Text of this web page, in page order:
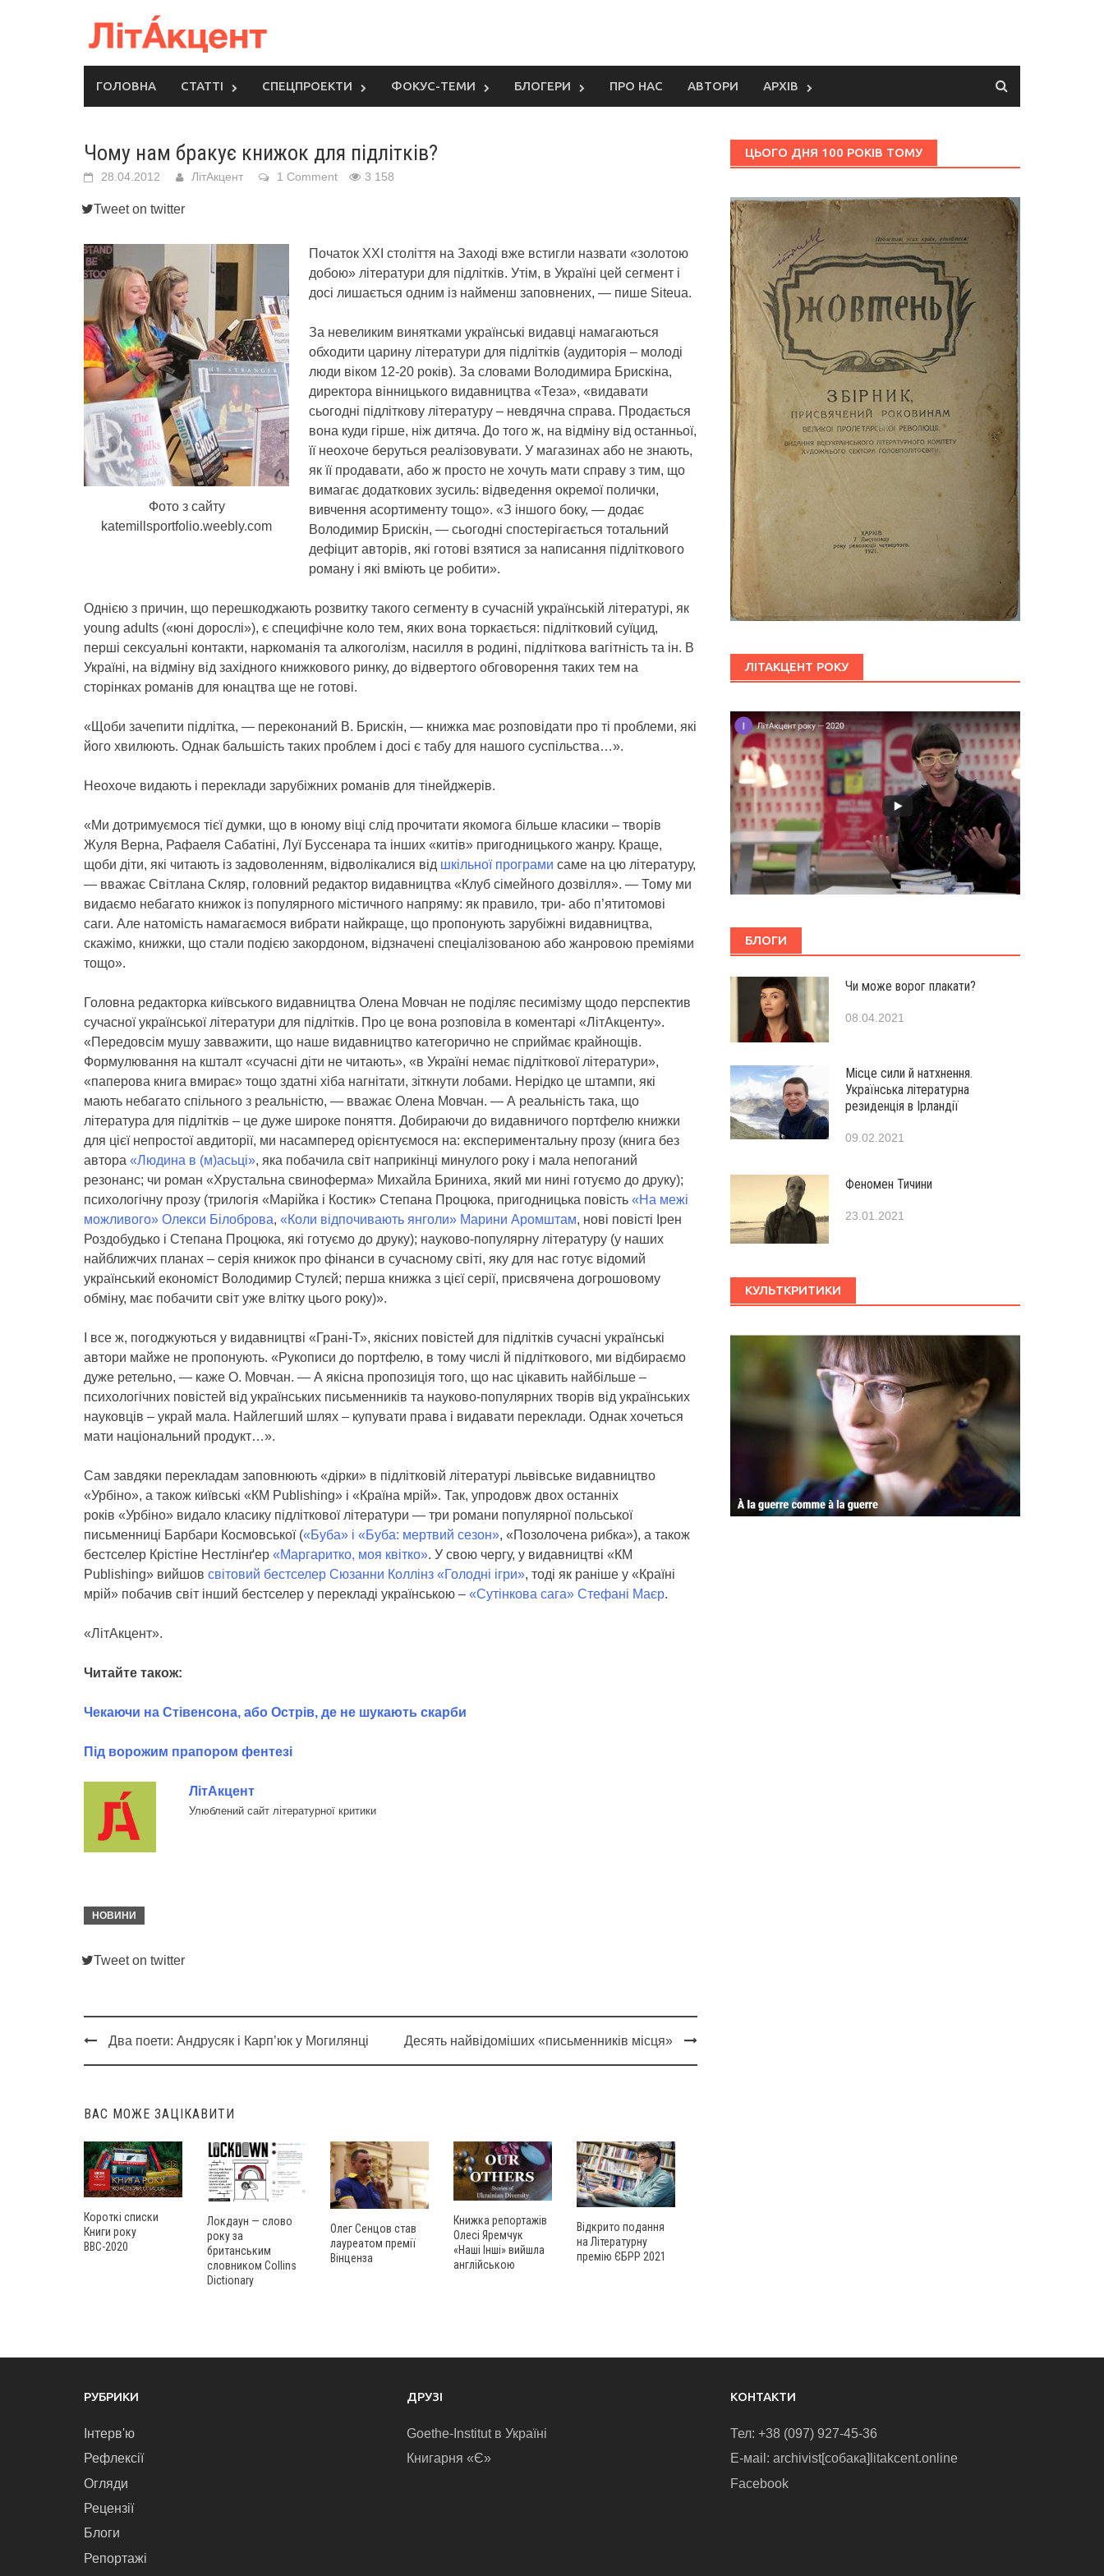
ГОЛОВНА СТАТТІ СПЕЦПРОЕКТИ ФОКУС-ТЕМИ БЛОГЕРИ ПРО НАС АВТОРИ АРХІВ
Чому нам бракує книжок для підлітків?
28.04.2012 ЛітАкцент 1 Comment 3 158
Tweet on twitter
Фото з сайту
katemillsportfolio.weebly.com
Початок ХХІ століття на Заході вже встигли назвати «золотою
добою» літератури для підлітків. Утім, в Україні цей сегмент і
досі лишається одним із найменш заповнених, — пише Siteua.
За невеликим винятками українські видавці намагаються
обходити царину літератури для підлітків (аудиторія – молоді
люди віком 12-20 років). За словами Володимира Брискіна,
директора вінницького видавництва «Теза», «видавати
сьогодні підліткову літературу – невдячна справа. Продається
вона куди гірше, ніж дитяча. До того ж, на відміну від останньої,
її неохоче беруться реалізовувати. У магазинах або не знають,
як її продавати, або ж просто не хочуть мати справу з тим, що
вимагає додаткових зусиль: відведення окремої полички,
вивчення асортименту тощо». «З іншого боку, — додає
Володимир Брискін, — сьогодні спостерігається тотальний
дефіцит авторів, які готові взятися за написання підліткового
роману і які вміють це робити».
Однією з причин, що перешкоджають розвитку такого сегменту в сучасній українській літературі, як
young adults («юні дорослі»), є специфічне коло тем, яких вона торкається: підлітковий суїцид,
перші сексуальні контакти, наркоманія та алкоголізм, насилля в родині, підліткова вагітність та ін. В
Україні, на відміну від західного книжкового ринку, до відвертого обговорення таких тем на
сторінках романів для юнацтва ще не готові.
«Щоби зачепити підлітка, — переконаний В. Брискін, — книжка має розповідати про ті проблеми, які
його хвилюють. Однак бальшість таких проблем і досі є табу для нашого суспільства…».
Неохоче видають і переклади зарубіжних романів для тінейджерів.
«Ми дотримуємося тієї думки, що в юному віці слід прочитати якомога більше класики – творів
Жуля Верна, Рафаеля Сабатіні, Луї Буссенара та інших «китів» пригодницького жанру. Краще,
щоби діти, які читають із задоволенням, відволікалися від шкільної програми саме на цю літературу,
— вважає Світлана Скляр, головний редактор видавництва «Клуб сімейного дозвілля». — Тому ми
видаємо небагато книжок із популярного містичного напряму: як правило, три- або п’ятитомові
саги. Але натомість намагаємося вибрати найкраще, що пропонують зарубіжні видавництва,
скажімо, книжки, що стали подією закордоном, відзначені спеціалізованою або жанровою преміями
тощо».
Головна редакторка київського видавництва Олена Мовчан не поділяє песимізму щодо перспектив
сучасної української літератури для підлітків. Про це вона розповіла в коментарі «ЛітАкценту».
«Передовсім мушу завважити, що наше видавництво категорично не сприймає крайнощів.
Формулювання на кшталт «сучасні діти не читають», «в Україні немає підліткової літератури»,
«паперова книга вмирає» тощо здатні хіба нагнітати, зіткнути лобами. Нерідко це штампи, які
мають небагато спільного з реальністю, — вважає Олена Мовчан. — А реальність така, що
література для підлітків – це дуже широке поняття. Добираючи до видавничого портфелю книжки
для цієї непростої авдиторії, ми насамперед орієнтуємося на: експериментальну прозу (книга без
автора «Людина в (м)асьці», яка побачила світ наприкінці минулого року і мала непоганий
резонанс; чи роман «Хрустальна свиноферма» Михайла Бриниха, який ми нині готуємо до друку);
психологічну прозу (трилогія «Марійка і Костик» Степана Процюка, пригодницька повість «На межі
можливого» Олекси Білоброва, «Коли відпочивають янголи» Марини Аромштам, нові повісті Ірен
Роздобудько і Степана Процюка, які готуємо до друку); науково-популярну літературу (у наших
найближчих планах – серія книжок про фінанси в сучасному світі, яку для нас готує відомий
український економіст Володимир Стулєй; перша книжка з цієї серії, присвячена догрошовому
обміну, має побачити світ уже влітку цього року)».
І все ж, погоджуються у видавництві «Грані-Т», якісних повістей для підлітків сучасні українські
автори майже не пропонують. «Рукописи до портфелю, в тому числі й підліткового, ми відбираємо
дуже ретельно, — каже О. Мовчан. — А якісна пропозиція того, що нас цікавить найбільше –
психологічних повістей від українських письменників та науково-популярних творів від українських
науковців – украй мала. Найлегший шлях – купувати права і видавати переклади. Однак хочеться
мати національний продукт…».
Сам завдяки перекладам заповнюють «дірки» в підлітковій літературі львівське видавництво
«Урбіно», а також київські «КМ Publishing» і «Країна мрій». Так, упродовж двох останніх
років «Урбіно» видало класику підліткової літератури — три романи популярної польської
письменниці Барбари Космовської («Буба» і «Буба: мертвий сезон», «Позолочена рибка»), а також
бестселер Крістіне Нестлінґер «Маргаритко, моя квітко». У свою чергу, у видавництві «КМ
Publishing» вийшов світовий бестселер Сюзанни Коллінз «Голодні ігри», тоді як раніше у «Країні
мрій» побачив світ інший бестселер у перекладі українською – «Сутінкова сага» Стефані Маєр.
«ЛітАкцент».
Читайте також:
Чекаючи на Стівенсона, або Острів, де не шукають скарби
Під ворожим прапором фентезі
ЛітАкцент
Улюблений сайт літературної критики
НОВИНИ
Tweet on twitter
Post
Два поети: Андрусяк і Карп’юк у Могилянці Десять найвідоміших «письменників місця»
ВАС МОЖЕ ЗАЦІКАВИТИ
Короткі списки
Книги року
ВВС-2020
Локдаун — слово
року за
британським
словником Collins
Dictionary
Олег Сенцов став
лауреатом премії
Вінценза
Книжка репортажів
Олесі Яремчук
«Наші Інші» вийшла
англійською
Відкрито подання
на Літературну
премію ЄБРР 2021
ЦЬОГО ДНЯ 100 РОКІВ ТОМУ
ЛІТАКЦЕНТ РОКУ
БЛОГИ
Чи може ворог плакати?
08.04.2021
Місце сили й натхнення.
Українська літературна
резиденція в Ірландії
09.02.2021
Феномен Тичини
23.01.2021
КУЛЬТКРИТИКИ
РУБРИКИ
Інтерв'ю
Рефлексії
Огляди
Рецензії
Блоги
Репортажі
ДРУЗІ
Goethe-Institut в Україні
Книгарня «Є»
КОНТАКТИ
Тел: +38 (097) 927-45-36
E-маіl: archivist[собака]litakcent.online
Facebook